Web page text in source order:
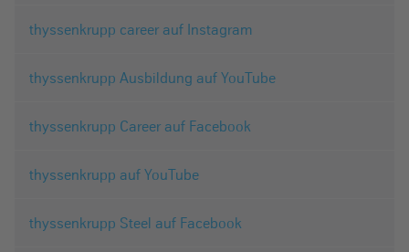
thyssenkrupp career auf Instagram
thyssenkrupp Ausbildung auf YouTube
thyssenkrupp Career auf Facebook
thyssenkrupp auf YouTube
thyssenkrupp Steel auf Facebook